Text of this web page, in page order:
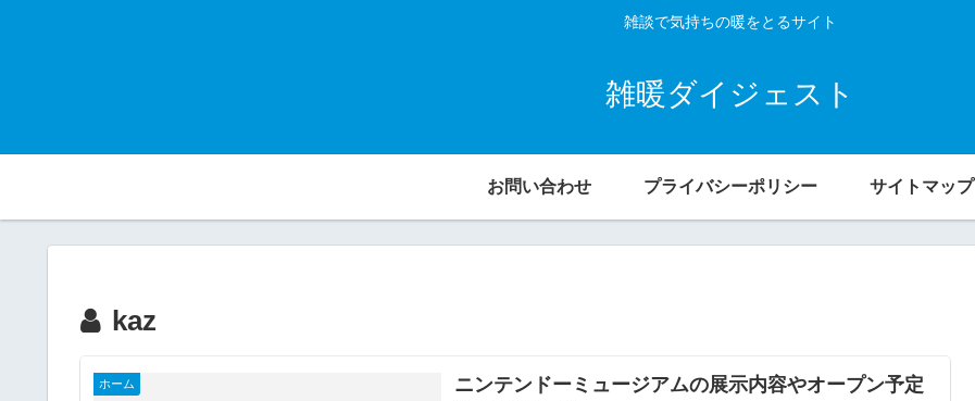
雑談で気持ちの暖をとるサイト
雑暖ダイジェスト
お問い合わせ プライバシーポリシー サイトマップ
kaz
ホーム
ニンテンドーミュージアムの展示内容やオープン予定